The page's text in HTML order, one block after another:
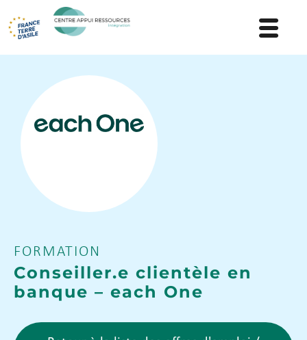
FORMATION
Conseiller.e clientèle en
banque – each One